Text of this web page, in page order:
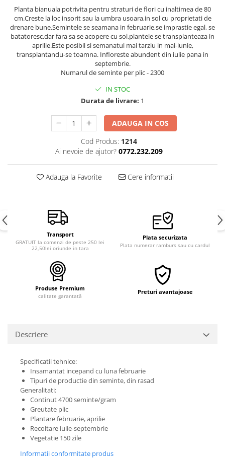
Semințe de Varză
Semințe de Vinete
Semințe de Țelină
Planta bianuala potrivita pentru straturi de flori cu inaltimea de 80
cm.Creste la loc insorit sau la umbra usoara,in sol cu proprietati de
drenare bune.Semintele se seamana in februarie,se imprastie egal, se
batatoresc,dar fara sa se acopere cu sol,plantele se transplanteaza in
aprilie.Este posibil si semanatul mai tarziu in mai-iunie,
transplantandu-se toamna. Infloreste abundent din iulie pana in
septembrie.
Numarul de seminte per plic - 2300
IN STOC
Durata de livrare: 1
ADAUGA IN COS
Cod Produs: 1214
Ai nevoie de ajutor? 0772.232.209
Adauga la Favorite Cere informatii
Transport
GRATUIT la comenzi de peste 250 lei
22,50lei oriunde in tara
Plata securizata
Plata numerar ramburs sau cu cardul
Produse Premium
calitate garantată
Preturi avantajoase
Descriere
Specificatii tehnice:
Insamantat incepand cu luna februarie
Tipuri de productie din seminte, din rasad
Generalitati:
Continut 4700 seminte/gram
Greutate plic
Plantare februarie, aprilie
Recoltare iulie-septembrie
Vegetatie 150 zile
Informatii conformitate produs